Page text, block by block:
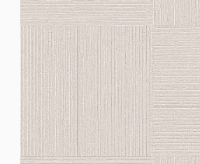
Каталог
Компания
Личный кабинет
Москва (сменить город)